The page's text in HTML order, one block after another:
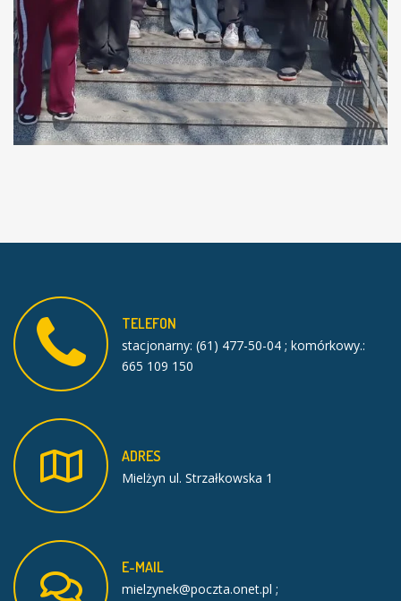
TELEFON
stacjonarny: (61) 477-50-04 ; komórkowy.:
665 109 150
ADRES
Mielżyn ul. Strzałkowska 1
E-MAIL
mielzynek@poczta.onet.pl ;